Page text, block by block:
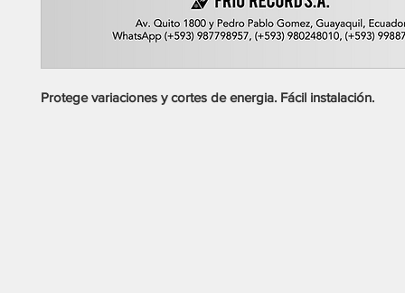
Protege variaciones y cortes de energia. Fácil instalación.